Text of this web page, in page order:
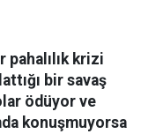
krizi
bir savaş
ödüyor ve
konuşmuyorsa